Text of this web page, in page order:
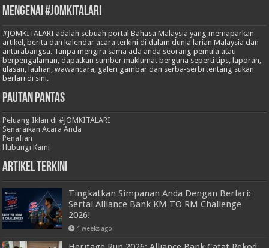
Mengenai #JOMKITALARI
#JOMKITALARI adalah sebuah portal Bahasa Malaysia yang memaparkan
artikel, berita dan kalendar acara terkini di dalam dunia larian Malaysia dan
antarabangsa. Tanpa mengira sama ada anda seorang pemula atau
berpengalaman, dapatkan sumber maklumat berguna seperti tips, laporan,
ulasan, latihan, wawancara, galeri gambar dan serba-serbi tentang sukan
berlari di sini.
Pautan Pantas
Peluang Iklan di #JOMKITALARI
Senaraikan Acara Anda
Penafian
Hubungi Kami
Artikel Terkini
Tingkatkan Simpanan Anda Dengan Berlari:
Sertai Alliance Bank KM TO RM Challenge
2026!
4 weeks ago